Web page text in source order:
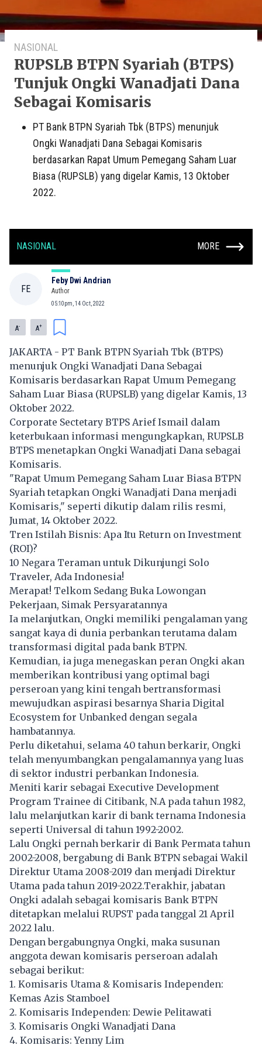
NASIONAL
RUPSLB BTPN Syariah (BTPS)
Tunjuk Ongki Wanadjati Dana
Sebagai Komisaris
PT Bank BTPN Syariah Tbk (BTPS) menunjuk
Ongki Wanadjati Dana Sebagai Komisaris
berdasarkan Rapat Umum Pemegang Saham Luar
Biasa (RUPSLB) yang digelar Kamis, 13 Oktober
2022.
NASIONAL MORE
FE
Feby Dwi Andrian
Author
05:10pm, 14 Oct, 2022
A- A+
JAKARTA - PT Bank BTPN Syariah Tbk (BTPS)
menunjuk Ongki Wanadjati Dana Sebagai
Komisaris berdasarkan Rapat Umum Pemegang
Saham Luar Biasa (RUPSLB) yang digelar Kamis, 13
Oktober 2022.
Corporate Sectetary BTPS Arief Ismail dalam
keterbukaan informasi mengungkapkan, RUPSLB
BTPS menetapkan Ongki Wanadjati Dana sebagai
Komisaris.
"Rapat Umum Pemegang Saham Luar Biasa BTPN
Syariah tetapkan Ongki Wanadjati Dana menjadi
Komisaris," seperti dikutip dalam rilis resmi,
Jumat, 14 Oktober 2022.
Tren Istilah Bisnis: Apa Itu Return on Investment
(ROI)?
10 Negara Teraman untuk Dikunjungi Solo
Traveler, Ada Indonesia!
Merapat! Telkom Sedang Buka Lowongan
Pekerjaan, Simak Persyaratannya
Ia melanjutkan, Ongki memiliki pengalaman yang
sangat kaya di dunia perbankan terutama dalam
transformasi digital pada bank BTPN.
Kemudian, ia juga menegaskan peran Ongki akan
memberikan kontribusi yang optimal bagi
perseroan yang kini tengah bertransformasi
mewujudkan aspirasi besarnya Sharia Digital
Ecosystem for Unbanked dengan segala
hambatannya.
Perlu diketahui, selama 40 tahun berkarir, Ongki
telah menyumbangkan pengalamannya yang luas
di sektor industri perbankan Indonesia.
Meniti karir sebagai Executive Development
Program Trainee di Citibank, N.A pada tahun 1982,
lalu melanjutkan karir di bank ternama Indonesia
seperti Universal di tahun 1992-2002.
Lalu Ongki pernah berkarir di Bank Permata tahun
2002-2008, bergabung di Bank BTPN sebagai Wakil
Direktur Utama 2008-2019 dan menjadi Direktur
Utama pada tahun 2019-2022.Terakhir, jabatan
Ongki adalah sebagai komisaris Bank BTPN
ditetapkan melalui RUPST pada tanggal 21 April
2022 lalu.
Dengan bergabungnya Ongki, maka susunan
anggota dewan komisaris perseroan adalah
sebagai berikut:
1. Komisaris Utama & Komisaris Independen:
Kemas Azis Stamboel
2. Komisaris Independen: Dewie Pelitawati
3. Komisaris Ongki Wanadjati Dana
4. Komisaris: Yenny Lim